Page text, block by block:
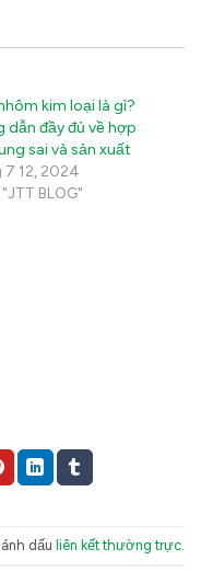
kim loại là gì?
dẫn đầy đủ về hợp
sai và sản xuất
7 12, 2024
BLOG"
dấu liên kết thường trực